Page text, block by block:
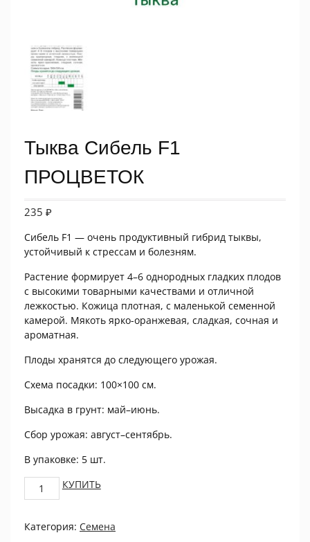
Тыква Сибель F1
ПРОЦВЕТОК
235 ₽
Сибель F1 — очень продуктивный гибрид тыквы,
устойчивый к стрессам и болезням.
Растение формирует 4–6 однородных гладких плодов
с высокими товарными качествами и отличной
лежкостью. Кожица плотная, с маленькой семенной
камерой. Мякоть ярко-оранжевая, сладкая, сочная и
ароматная.
Плоды хранятся до следующего урожая.
Схема посадки: 100×100 см.
Высадка в грунт: май–июнь.
Сбор урожая: август–сентябрь.
В упаковке: 5 шт.
Тыква
Сибель
ПРОЦВЕТОК
КУПИТЬ
Категория: Семена